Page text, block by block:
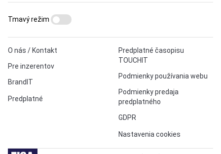
O nás / Kontakt
Pre inzerentov
BrandIT
Predplatné
Predplatné časopisu
TOUCHIT
Podmienky používania webu
Podmienky predaja
predplatného
GDPR
Nastavenia cookies
Tmavý režim